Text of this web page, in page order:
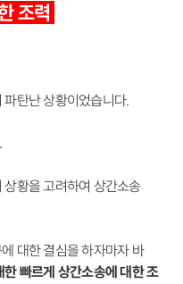
조력
탄난 상황이었습니다.
황을 고려하여 상간소송
대한 결심을 하자마자 바
빠르게 상간소송에 대한 조